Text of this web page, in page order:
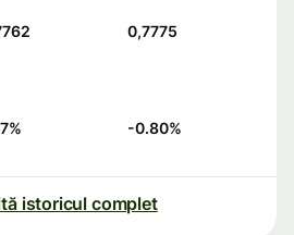
0,7775
% -0.80%
istoricul complet